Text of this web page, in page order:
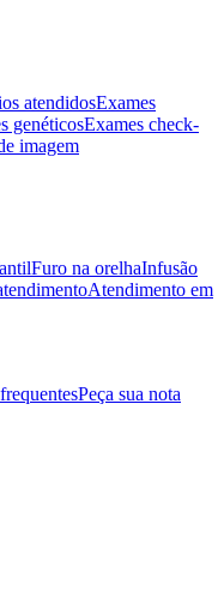
atendidosExames
genéticosExames check-
imagem
Furo na orelhaInfusão
Atendimento em
Peça sua nota